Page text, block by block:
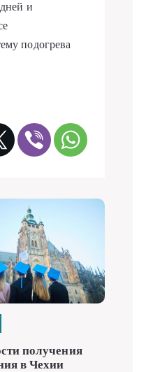
и
подогрева
получения
в Чехии